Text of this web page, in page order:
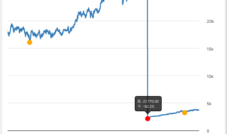
高: 27,770.00
下: -92.2%
0
5k
10k
15k
20k